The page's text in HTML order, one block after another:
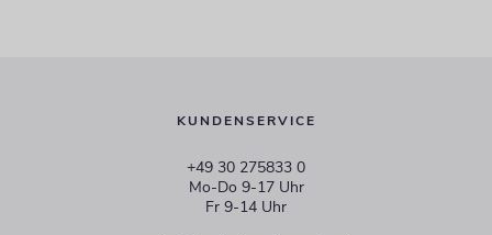
KUNDENSERVICE
+49 30 275833 0
Mo-Do 9-17 Uhr
Fr 9-14 Uhr